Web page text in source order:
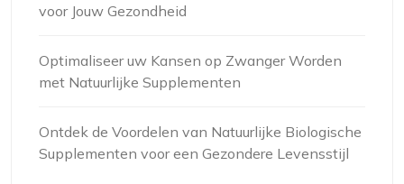
voor Jouw Gezondheid
Optimaliseer uw Kansen op Zwanger Worden
met Natuurlijke Supplementen
Ontdek de Voordelen van Natuurlijke Biologische
Supplementen voor een Gezondere Levensstijl